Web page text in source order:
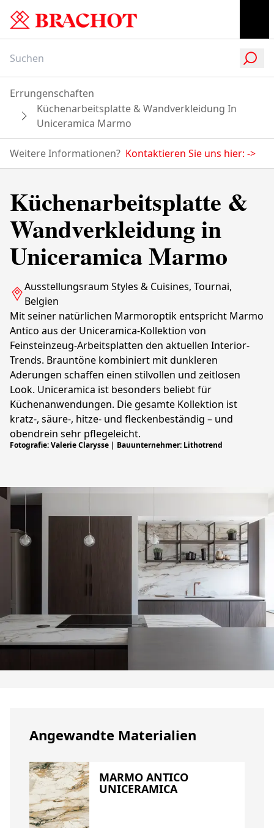
Errungenschaften
Küchenarbeitsplatte & Wandverkleidung In
Uniceramica Marmo
Weitere Informationen? Kontaktieren Sie uns hier: ->
Küchenarbeitsplatte &
Wandverkleidung in
Uniceramica Marmo
Ausstellungsraum Styles & Cuisines, Tournai,
Belgien
Mit seiner natürlichen Marmoroptik entspricht Marmo
Antico aus der Uniceramica-Kollektion von
Feinsteinzeug-Arbeitsplatten den aktuellen Interior-
Trends. Brauntöne kombiniert mit dunkleren
Aderungen schaffen einen stilvollen und zeitlosen
Look. Uniceramica ist besonders beliebt für
Küchenanwendungen. Die gesamte Kollektion ist
kratz-, säure-, hitze- und fleckenbeständig – und
obendrein sehr pflegeleicht.
Fotografie: Valerie Clarysse | Bauunternehmer: Lithotrend
Angewandte Materialien
MARMO ANTICO
UNICERAMICA